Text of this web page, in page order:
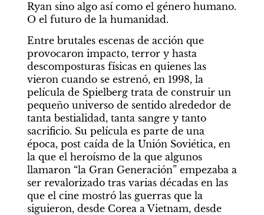
Ryan sino algo así como el género humano.
O el futuro de la humanidad.
Entre brutales escenas de acción que
provocaron impacto, terror y hasta
descomposturas físicas en quienes las
vieron cuando se estrenó, en 1998, la
película de Spielberg trata de construir un
pequeño universo de sentido alrededor de
tanta bestialidad, tanta sangre y tanto
sacrificio. Su película es parte de una
época, post caída de la Unión Soviética, en
la que el heroísmo de la que algunos
llamaron “la Gran Generación” empezaba a
ser revalorizado tras varias décadas en las
que el cine mostró las guerras que la
siguieron, desde Corea a Vietnam, desde